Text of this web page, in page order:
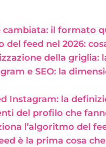
cambiata: il formato
del feed nel 2026:
della griglia:
e SEO: la
Instagram: la
del profilo che
l’algoritmo del
è la prima cosa